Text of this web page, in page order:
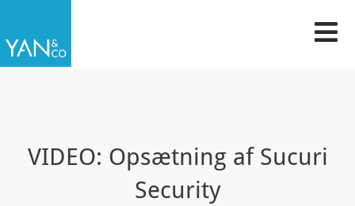
indholdet
VIDEO: Opsætning af Sucuri
Security